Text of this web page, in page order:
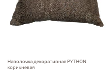
Наволочка декоративная PYTHON
коричневая